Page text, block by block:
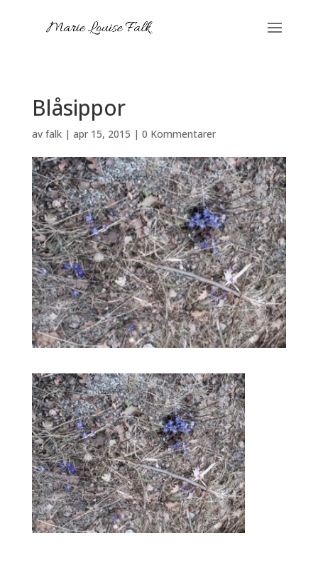
Blåsippor
av falk| apr 15, 2015 | 0 Kommentarer